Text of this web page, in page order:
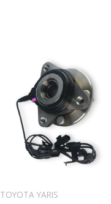
TOYOTA YARIS